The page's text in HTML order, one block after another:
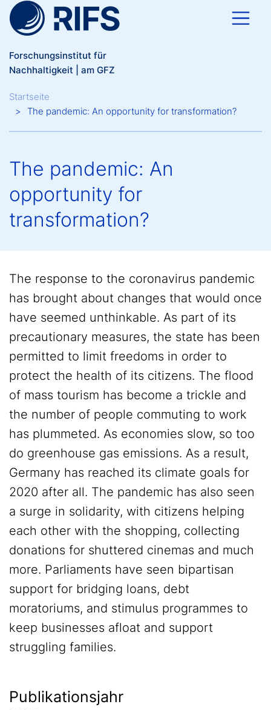
Direkt zum Inhalt
Forschungsinstitut für
Nachhaltigkeit | am GFZ
Breadcrumb
Startseite
The pandemic: An opportunity for transformation?
The pandemic: An
opportunity for
transformation?
The response to the coronavirus pandemic
has brought about changes that would once
have seemed unthinkable. As part of its
precautionary measures, the state has been
permitted to limit freedoms in order to
protect the health of its citizens. The flood
of mass tourism has become a trickle and
the number of people commuting to work
has plummeted. As economies slow, so too
do greenhouse gas emissions. As a result,
Germany has reached its climate goals for
2020 after all. The pandemic has also seen
a surge in solidarity, with citizens helping
each other with the shopping, collecting
donations for shuttered cinemas and much
more. Parliaments have seen bipartisan
support for bridging loans, debt
moratoriums, and stimulus programmes to
keep businesses afloat and support
struggling families.
Publikationsjahr